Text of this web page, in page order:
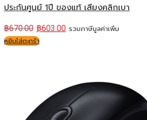
ประกันศูนย์ 1ปี ของแท้ เสียงคลิกเบา
฿670.00 ฿603.00 รวมภาษีมูลค่าเพิ่ม
หยิบใส่ตะกร้า